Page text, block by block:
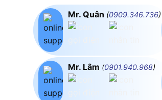
Mr. Quân (0909.346.736)
Mr. Lâm (0901.940.968)